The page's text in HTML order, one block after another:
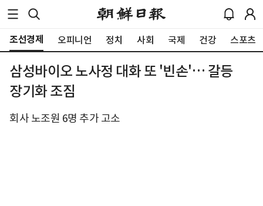
조선경제 오피니언 정치 사회 국제 건강 스포츠
삼성바이오 노사정 대화 또 '빈손'… 갈등
장기화 조짐
회사 노조원 6명 추가 고소